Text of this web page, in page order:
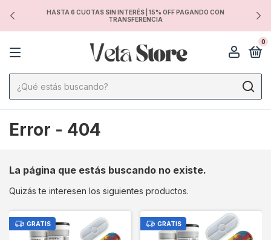
HASTA 6 CUOTAS SIN INTERÉS | 15% OFF PAGANDO CON
TRANSFERENCIA
0
Error - 404
La página que estás buscando no existe.
Quizás te interesen los siguientes productos.
GRATIS GRATIS